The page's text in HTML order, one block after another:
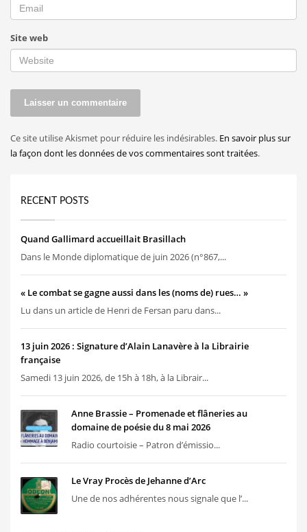
Site web
Ce site utilise Akismet pour réduire les indésirables. En savoir plus sur
la façon dont les données de vos commentaires sont traitées.
RECENT POSTS
Quand Gallimard accueillait Brasillach
Dans le Monde diplomatique de juin 2026 (n°867,...
« Le combat se gagne aussi dans les (noms de) rues… »
Lu dans un article de Henri de Fersan paru dans...
13 juin 2026 : Signature d’Alain Lanavère à la Librairie
française
Samedi 13 juin 2026, de 15h à 18h, à la Librair...
Anne Brassie – Promenade et flâneries au
domaine de poésie du 8 mai 2026
Radio courtoisie – Patron d’émissio...
Le Vray Procès de Jehanne d’Arc
Une de nos adhérentes nous signale que l’...